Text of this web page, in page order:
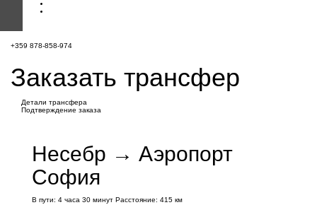
+359 878-858-974
Заказать трансфер
Детали трансфера
Подтверждение заказа
Несебр → Аэропорт
София
В пути: 4 часа 30 минут Расстояние: 415 км